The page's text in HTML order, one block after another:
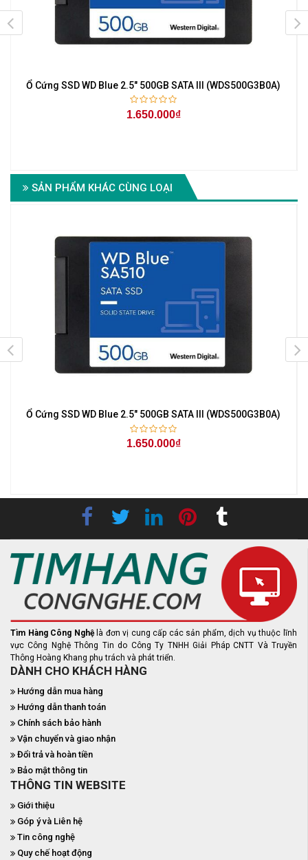
Ổ Cứng SSD WD Blue 2.5" 500GB SATA III (WDS500G3B0A)
1.650.000₫
SẢN PHẨM KHÁC CÙNG LOẠI
Ổ Cứng SSD WD Blue 2.5" 500GB SATA III (WDS500G3B0A)
1.650.000₫
Tìm Hàng Công Nghệ là đơn vị cung cấp các sản phẩm, dịch vụ thuộc lĩnh
vực Công Nghệ Thông Tin do Công Ty TNHH Giải Pháp CNTT Và Truyền
Thông Hoàng Khang phụ trách và phát triển.
DÀNH CHO KHÁCH HÀNG
Hướng dẫn mua hàng
Hướng dẫn thanh toán
Chính sách bảo hành
Vận chuyển và giao nhận
Đổi trả và hoàn tiền
Bảo mật thông tin
THÔNG TIN WEBSITE
Giới thiệu
Góp ý và Liên hệ
Tin công nghệ
Quy chế hoạt động